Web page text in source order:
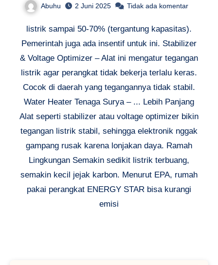
Abuhu 2 Juni 2025 Tidak ada komentar
listrik sampai 50-70% (tergantung kapasitas).
Pemerintah juga ada insentif untuk ini. Stabilizer
& Voltage Optimizer – Alat ini mengatur tegangan
listrik agar perangkat tidak bekerja terlalu keras.
Cocok di daerah yang tegangannya tidak stabil.
Water Heater Tenaga Surya – ... Lebih Panjang
Alat seperti stabilizer atau voltage optimizer bikin
tegangan listrik stabil, sehingga elektronik nggak
gampang rusak karena lonjakan daya. Ramah
Lingkungan Semakin sedikit listrik terbuang,
semakin kecil jejak karbon. Menurut EPA, rumah
pakai perangkat ENERGY STAR bisa kurangi
emisi